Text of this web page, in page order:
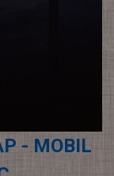
- MOBIL